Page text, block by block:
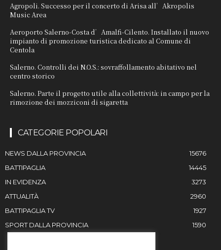
Agropoli. Successo per il concerto di Arisa all’Akropolis
Music Area
Aeroporto Salerno-Costa d’Amalfi-Cilento. Installato il nuovo
impianto di promozione turistica dedicato al Comune di
Centola
Salerno. Controlli dei N.O.S.: sovraffollamento abitativo nel
centro storico
Salerno. Parte il progetto utile alla collettività: in campo per la
rimozione dei mozziconi di sigaretta
CATEGORIE POPOLARI
NEWS DALLA PROVINCIA
15676
BATTIPAGLIA
14445
IN EVIDENZA
3273
ATTUALITÀ
2960
BATTIPAGLIA TV
1927
SPORT DALLA PROVINCIA
1590